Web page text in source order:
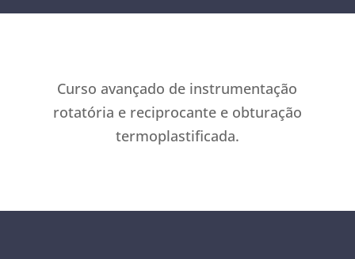
Curso avançado de instrumentação
rotatória e reciprocante e obturação
termoplastificada.